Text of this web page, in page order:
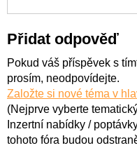
Přidat odpověď
Pokud váš příspěvek s
prosím, neodpovídejte.
Založte si nové téma v
(Nejprve vyberte
Inzertní nabídky /
tohoto fóra budou